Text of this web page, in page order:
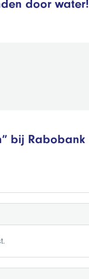
door water!
bij Rabobank